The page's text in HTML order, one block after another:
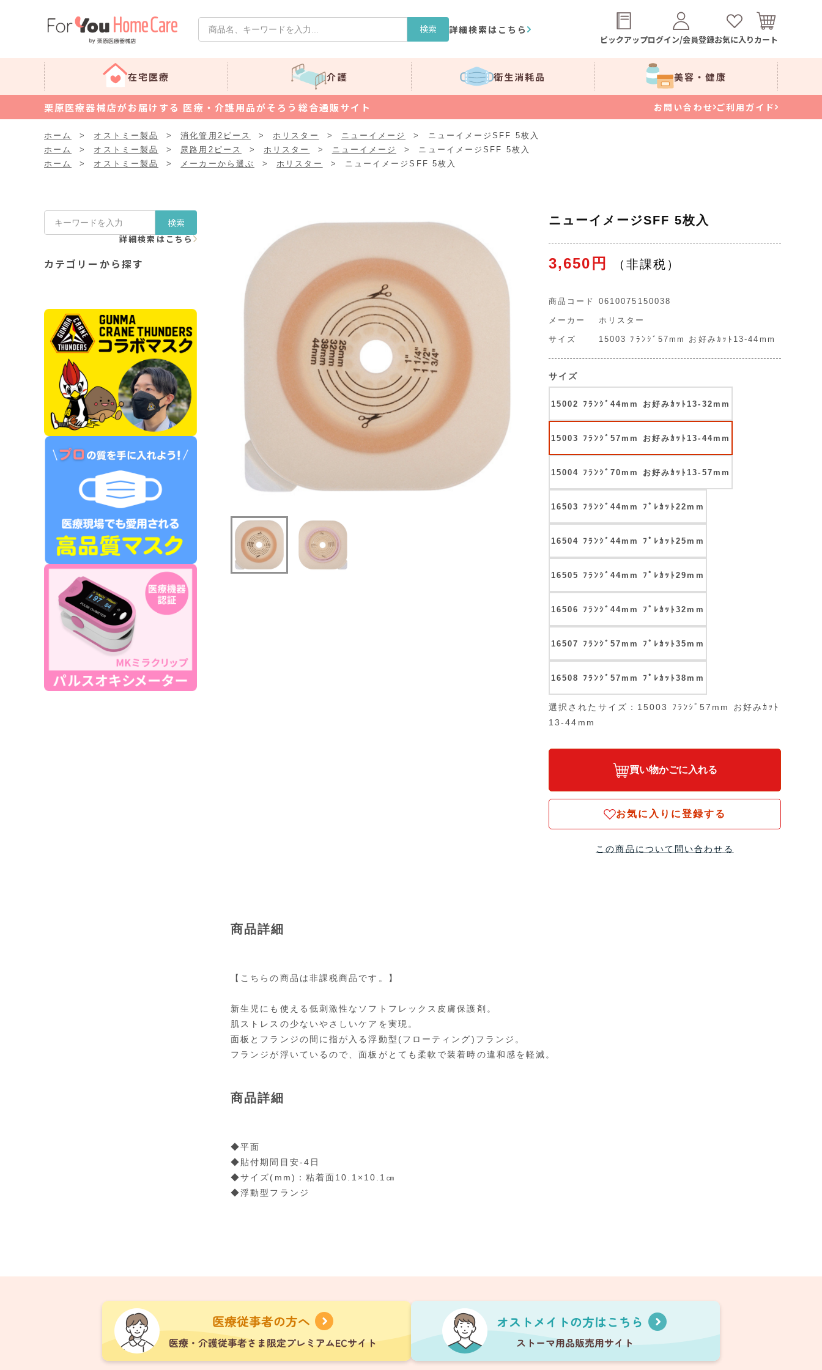
検索 詳細検索はこちら
ピックアップログイン/会員登録お気に入りカート
在宅医療 介護 衛生消耗品 美容・健康
栗原医療器械店がお届けする 医療・介護用品がそろう総合通販サイト お問い合わせ ご利用ガイド
ホーム > オストミー製品 > 消化管用2ピース > ホリスター > ニューイメージ >
ニューイメージSFF 5枚入
ホーム
> オストミー製品 > 尿路用2ピース > ホリスター > ニューイメージ >
ニューイメージSFF 5枚入
ホーム
> オストミー製品 > メーカーから選ぶ > ホリスター > ニューイメージSFF 5枚入
検索
詳細検索はこちら
カテゴリーから探す
ニューイメージSFF 5枚入
3,650円
商品コード 0610075150038
メーカー ホリスター
サイズ 15003 ﾌﾗﾝｼﾞ57mm お好みｶｯﾄ13-44mm
サイズ
15002 ﾌﾗﾝｼﾞ44mm お好みｶｯﾄ13-32mm
15003 ﾌﾗﾝｼﾞ57mm お好みｶｯﾄ13-44mm
15004 ﾌﾗﾝｼﾞ70mm お好みｶｯﾄ13-57mm
16503 ﾌﾗﾝｼﾞ44mm ﾌﾟﾚｶｯﾄ22mm
16504 ﾌﾗﾝｼﾞ44mm ﾌﾟﾚｶｯﾄ25mm
16505 ﾌﾗﾝｼﾞ44mm ﾌﾟﾚｶｯﾄ29mm
16506 ﾌﾗﾝｼﾞ44mm ﾌﾟﾚｶｯﾄ32mm
16507 ﾌﾗﾝｼﾞ57mm ﾌﾟﾚｶｯﾄ35mm
16508 ﾌﾗﾝｼﾞ57mm ﾌﾟﾚｶｯﾄ38mm
選択されたサイズ：15003 ﾌﾗﾝｼﾞ57mm お好みｶｯﾄ
13-44mm
買い物かごに入れる
お気に入りに登録する
この商品について問い合わせる
商品詳細
【こちらの商品は非課税商品です。】
新生児にも使える低刺激性なソフトフレックス皮膚保護剤。
肌ストレスの少ないやさしいケアを実現。
面板とフランジの間に指が入る浮動型(フローティング)フランジ。
フランジが浮いているので、面板がとても柔軟で装着時の違和感を軽減。
商品詳細
◆平面
◆貼付期間目安-4日
◆サイズ(mm)：粘着面10.1×10.1㎝
◆浮動型フランジ